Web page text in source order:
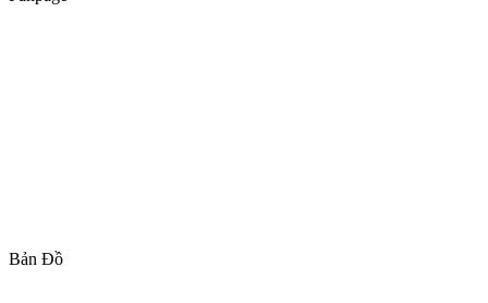
Bản Đồ